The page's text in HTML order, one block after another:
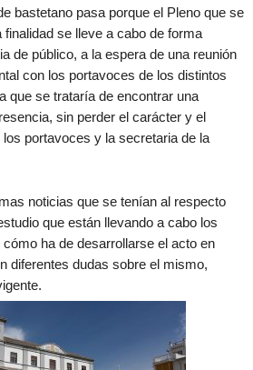
bastetano pasa porque el Pleno que se
se lleve a cabo de forma
de público, a la espera de una reunión
con los portavoces de los distintos
que se trataría de encontrar una
sin perder el carácter y el
portavoces y la secretaria de la
noticias que se tenían al respecto
que están llevando a cabo los
ha de desarrollarse el acto en
diferentes dudas sobre el mismo,